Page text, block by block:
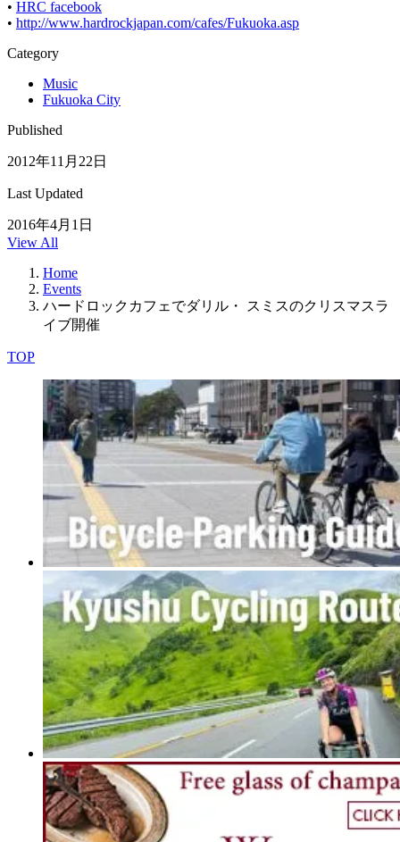
• HRC facebook
• http://www.hardrockjapan.com/cafes/Fukuoka.asp
Category
Music
Fukuoka City
Published
2012年11月22日
Last Updated
2016年4月1日
View All
Home
Events
ハードロックカフェでダリル・ スミスのクリスマスラ
イブ開催
TOP